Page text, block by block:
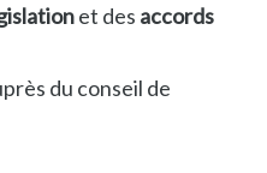
et des accords
du conseil de